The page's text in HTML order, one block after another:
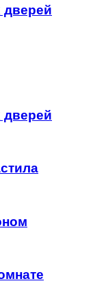
дверей
дверей